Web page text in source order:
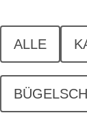
ALLE